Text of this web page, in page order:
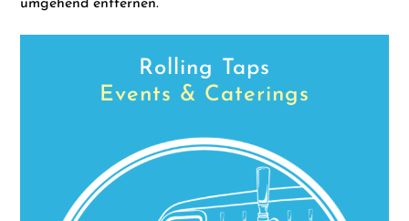
umgehend entfernen.
Rolling Taps
Events & Caterings